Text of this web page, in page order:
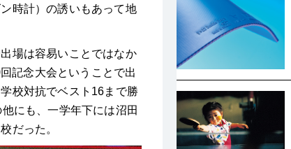
時計）の誘いもあって地
場は容易いことではなか
記念大会ということで出
校対抗でベスト16まで勝
にも、一学年下には沼田
だった。